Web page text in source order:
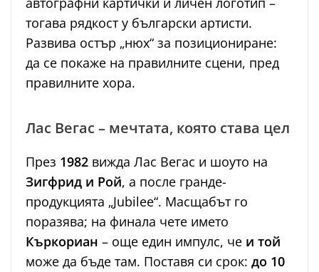
тогава рядкост у български артисти.
Развива остър „нюх“ за позициониране:
да се покаже на правилните сцени, пред
правилните хора.
Лас Вегас – мечтата, която става цел
През 1982 вижда Лас Вегас и шоуто на
Зигфрид и Рой, а после гранде-
продукцията „Jubilee“. Масщабът го
поразява; на финала чете името
Къркориан – още един импулс, че и той
може да бъде там. Поставя си срок: до 10